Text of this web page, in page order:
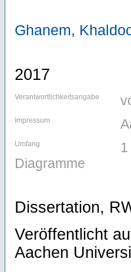
Ghanem,
2017
Verantwortlichkeitsangabe
Impressum
Umfang
Diagramme
Dissertation,
Veröffentlicht
Aachen